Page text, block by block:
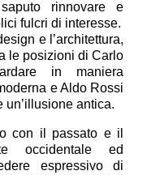
rinnovare e
fulcri di interesse.
e l’architettura,
le posizioni di Carlo
in maniera
e Aldo Rossi
un’illusione antica.
con il passato e il
occidentale ed
espressivo di